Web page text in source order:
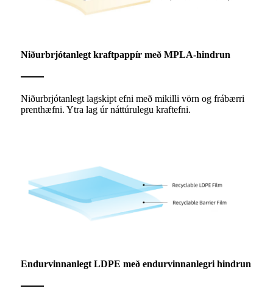
Niðurbrjótanlegt kraftpappír með MPLA-hindrun
Niðurbrjótanlegt lagskipt efni með mikilli vörn og frábærri
prenthæfni. Ytra lag úr náttúrulegu kraftefni.
Endurvinnanlegt LDPE með endurvinnanlegri hindrun